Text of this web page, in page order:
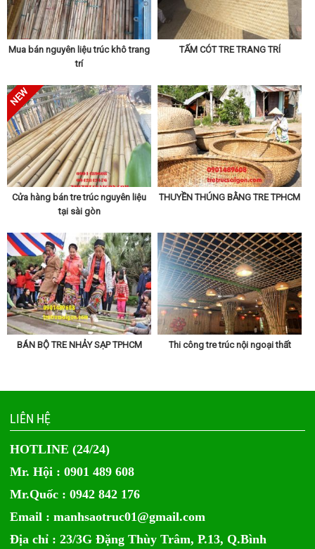
Mua bán nguyên liệu trúc khô trang
trí
TẤM CÓT TRE TRANG TRÍ
Cửa hàng bán tre trúc nguyên liệu
tại sài gòn
THUYỀN THÚNG BẰNG TRE TPHCM
BÁN BỘ TRE NHẢY SẠP TPHCM Thi công tre trúc nội ngoại thất
LIÊN HỆ
HOTLINE (24/24)
Mr. Hội : 0901 489 608
Mr.Quốc : 0942 842 176
Email :manhsaotruc01@gmail.com
Địa chỉ : 23/3G Đặng Thùy Trâm, P.13, Q.Bình